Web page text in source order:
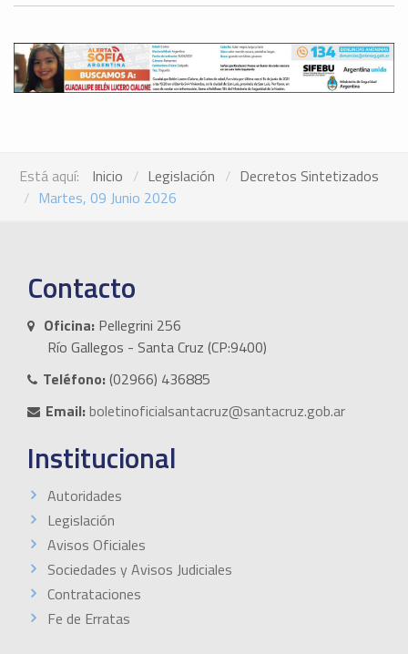
Está aquí: Inicio Legislación
Decretos Sintetizados
Martes, 09 Junio 2026
Contacto
Oficina: Pellegrini 256
Río Gallegos - Santa Cruz (CP:9400)
Teléfono:(02966) 436885
Email:boletinoficialsantacruz@santacruz.gob.ar
Institucional
Autoridades
Legislación
Avisos Oficiales
Sociedades y Avisos Judiciales
Contrataciones
Fe de Erratas